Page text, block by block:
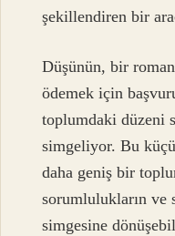
şekillendiren bir
Düşünün, bir
ödemek için
toplumdaki düzeni
simgeliyor. Bu
daha geniş bir
sorumlulukların ve
simgesine